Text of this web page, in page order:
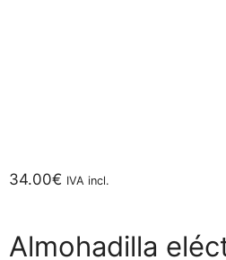
34.00€ IVA incl.
Almohadilla